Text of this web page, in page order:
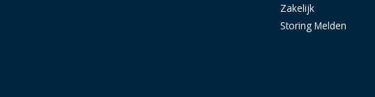
Zakelijk
Storing Melden